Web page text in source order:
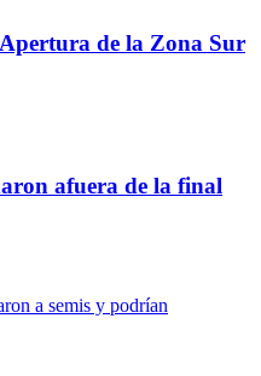
de la Zona Sur
afuera de la final